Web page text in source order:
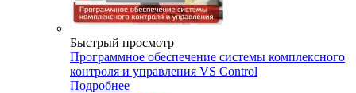
Быстрый просмотр
Программное обеспечение системы комплексного
контроля и управления VS Control
Подробнее